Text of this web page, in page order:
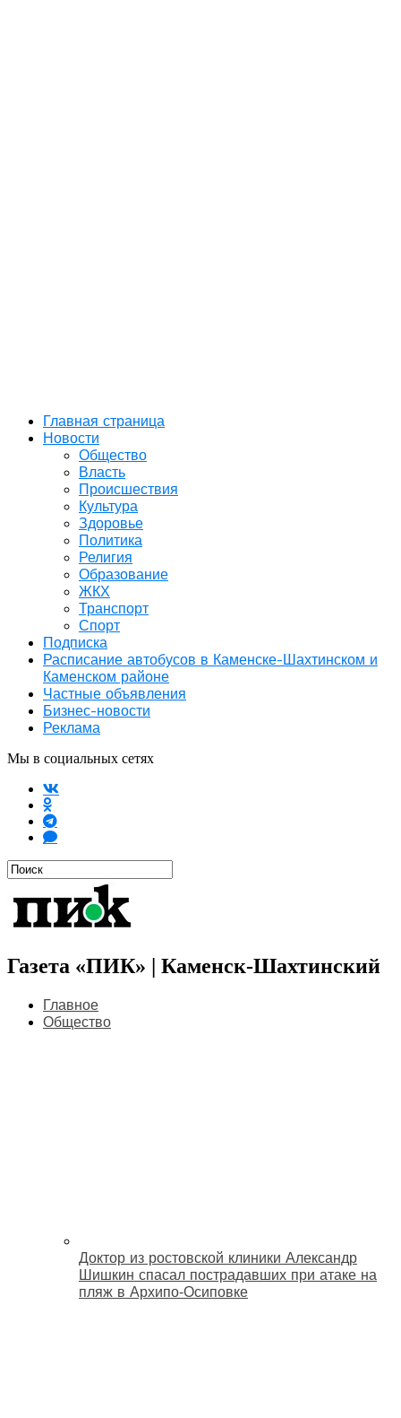
Главная страница
Новости
Общество
Власть
Происшествия
Культура
Здоровье
Политика
Религия
Образование
ЖКХ
Транспорт
Спорт
Подписка
Расписание автобусов в Каменске-Шахтинском и
Каменском районе
Частные объявления
Бизнес-новости
Реклама
Мы в социальных сетях
Газета «ПИК» | Каменск-Шахтинский
Главное
Общество
Доктор из ростовской клиники Александр
Шишкин спасал пострадавших при атаке на
пляж в Архипо‑Осиповке